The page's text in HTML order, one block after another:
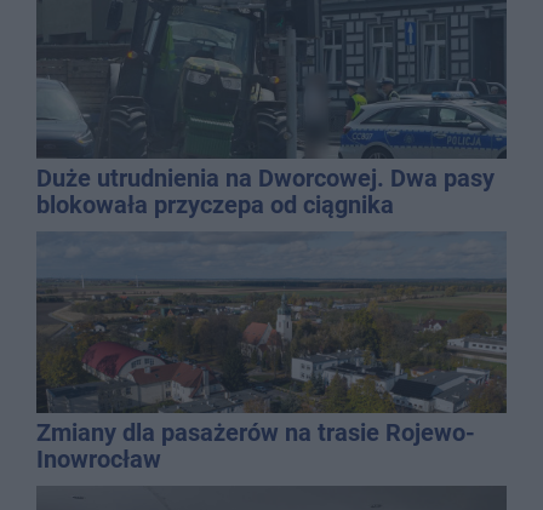
Duże utrudnienia na Dworcowej. Dwa pasy
blokowała przyczepa od ciągnika
Zmiany dla pasażerów na trasie Rojewo-
Inowrocław